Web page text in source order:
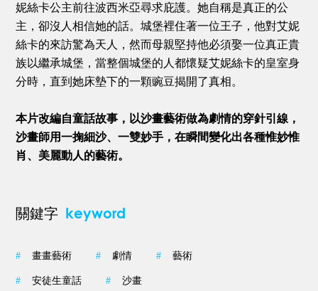
妮絲卡公主前往波西米亞尋求庇護。她自稱是真正的公
主，卻沒人相信她的話。城堡裡住著一位王子，他對艾妮
絲卡的來訪驚為天人，然而母親堅持他必須娶一位真正貴
族以繼承城堡，當整個城堡的人都懷疑艾妮絲卡的皇室身
分時，直到她床墊下的一顆豌豆揭開了真相。
本片改編自童話故事，以沙畫藝術做為劇情的穿針引線，
沙畫師用一掬細沙、一雙妙手，在瞬間變化出各種惟妙惟
肖、美麗動人的藝術。
關鍵字 keyword
# 畫畫藝術 # 劇情 # 藝術
# 安徒生童話 # 沙畫